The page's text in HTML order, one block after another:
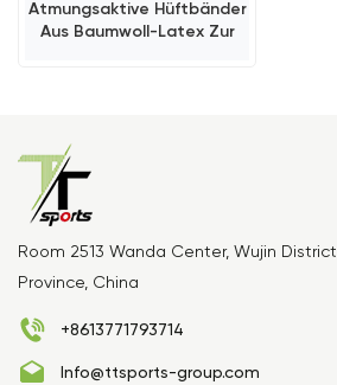
Atmungsaktive Hüftbänder
Aus Baumwoll-Latex Zur
Room 2513 Wanda Center, Wujin
Province, China
+8613771793714
Info@ttsports-group.com